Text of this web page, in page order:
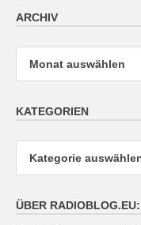
ARCHIV
Archiv
KATEGORIEN
ÜBER RADIOBLOG.EU: